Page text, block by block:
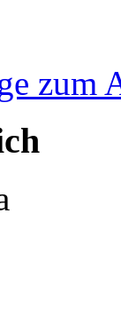
zum